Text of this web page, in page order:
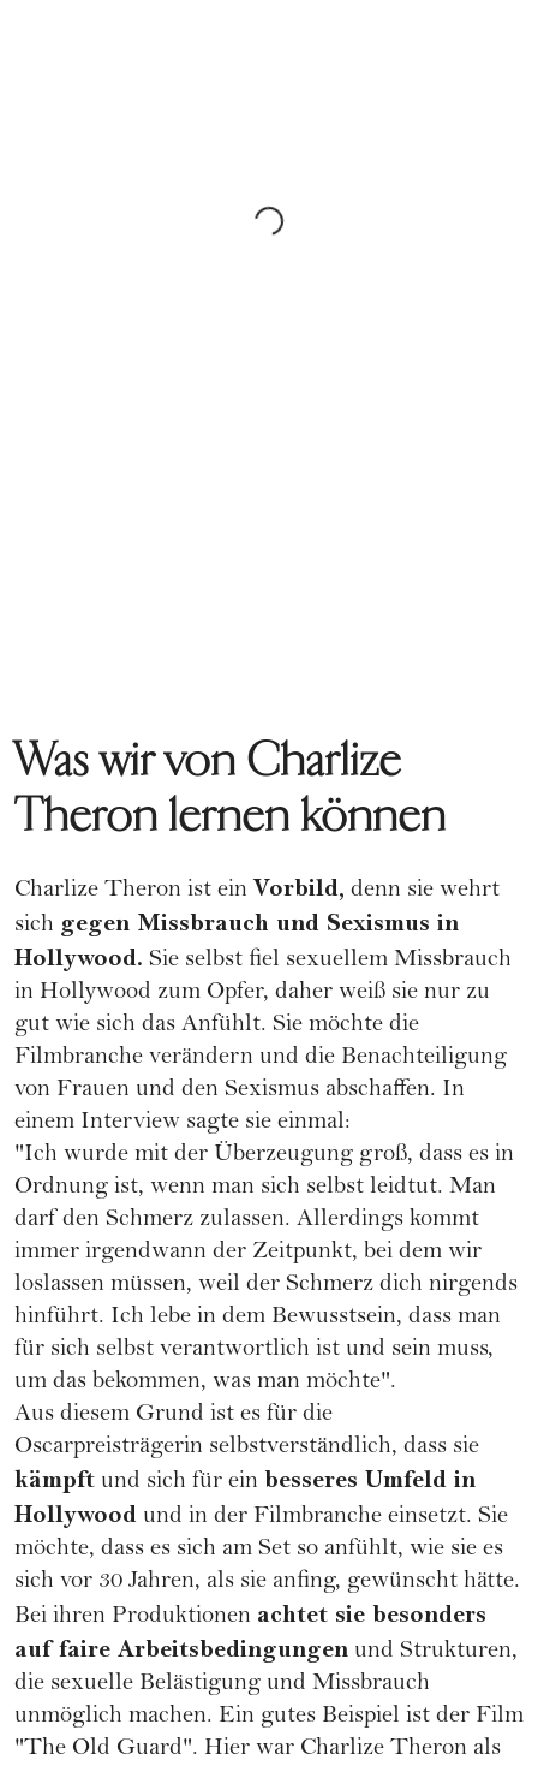
Was wir von Charlize
Theron lernen können
Charlize Theron ist ein Vorbild, denn sie wehrt
sich gegen Missbrauch und Sexismus in
Hollywood. Sie selbst fiel sexuellem Missbrauch
in Hollywood zum Opfer, daher weiß sie nur zu
gut wie sich das Anfühlt. Sie möchte die
Filmbranche verändern und die Benachteiligung
von Frauen und den Sexismus abschaffen. In
einem Interview sagte sie einmal:
"Ich wurde mit der Überzeugung groß, dass es in
Ordnung ist, wenn man sich selbst leidtut. Man
darf den Schmerz zulassen. Allerdings kommt
immer irgendwann der Zeitpunkt, bei dem wir
loslassen müssen, weil der Schmerz dich nirgends
hinführt. Ich lebe in dem Bewusstsein, dass man
für sich selbst verantwortlich ist und sein muss,
um das bekommen, was man möchte".
Aus diesem Grund ist es für die
Oscarpreisträgerin selbstverständlich, dass sie
kämpft und sich für ein besseres Umfeld in
Hollywood und in der Filmbranche einsetzt. Sie
möchte, dass es sich am Set so anfühlt, wie sie es
sich vor 30 Jahren, als sie anfing, gewünscht hätte.
Bei ihren Produktionen achtet sie besonders
auf faire Arbeitsbedingungen und Strukturen,
die sexuelle Belästigung und Missbrauch
unmöglich machen. Ein gutes Beispiel ist der Film
"The Old Guard". Hier war Charlize Theron als